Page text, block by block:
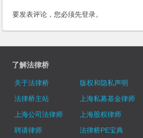
要发表评论，您必须先登录。
了解法律桥
关于法律桥 版权和隐私声明
法律桥主站
上海私募基金律师
上海公司法律师
上海股权律师
聘请律师
法律桥PE宝典